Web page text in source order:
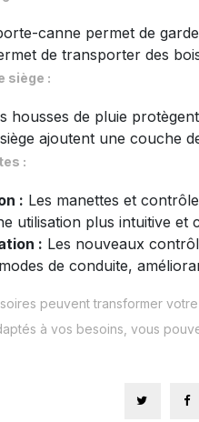
canne permet de
de transporter des
siège :
housses de pluie
ajoutent une couche
:
: Les manettes et
utilisation plus intuitive et
: Les nouveaux
de conduite,
peuvent transformer
à vos besoins, vous